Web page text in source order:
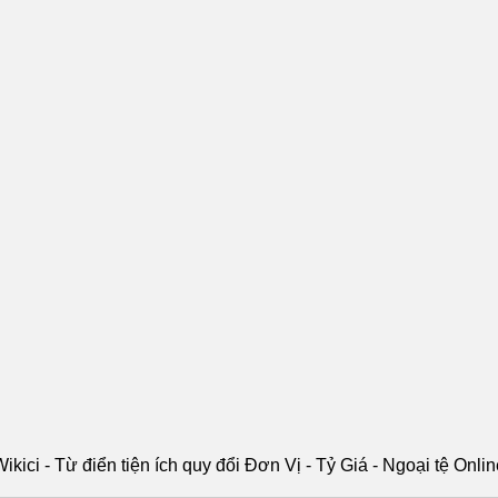
- Từ điển tiện ích quy đổi Đơn Vị - Tỷ Giá - Ngoại tệ